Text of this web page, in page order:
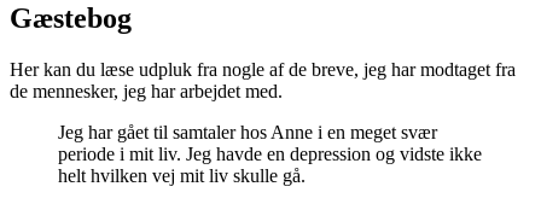
Gæstebog
Her kan du læse udpluk fra nogle af de breve, jeg har modtaget fra
de mennesker, jeg har arbejdet med.
Jeg har gået til samtaler hos Anne i en meget svær
periode i mit liv. Jeg havde en depression og vidste ikke
helt hvilken vej mit liv skulle gå.